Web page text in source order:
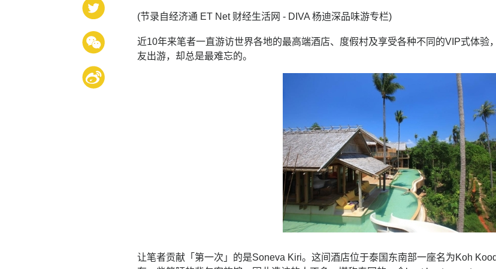
(节录自经济通 ET Net 财经生活网 - DIVA 杨迪深品味游专栏)
近10年来笔者一直游访世界各地的最高端酒店、度假村及享受各种不同的VIP式体验
友出游，却总是最难忘的。
让笔者贡献「第一次」的是Soneva Kiri。这间酒店位于泰国东南部一座名为Koh